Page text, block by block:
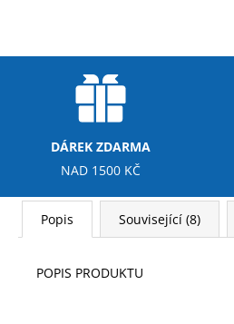
DÁREK ZDARMA
NAD 1500 KČ
Popis Související (8)
POPIS PRODUKTU